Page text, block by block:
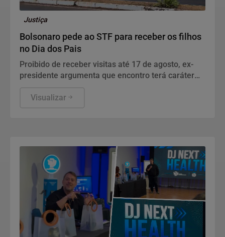
Justiça
Bolsonaro pede ao STF para receber os filhos
no Dia dos Pais
Proibido de receber visitas até 17 de agosto, ex-
presidente argumenta que encontro terá caráter
Visualizar